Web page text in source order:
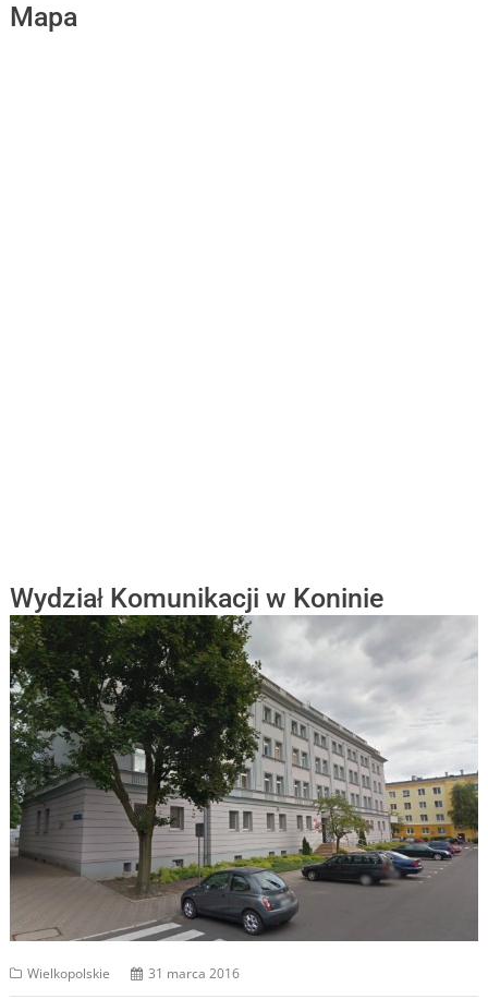
Mapa
Wydział Komunikacji w Koninie
Wielkopolskie 31 marca 2016